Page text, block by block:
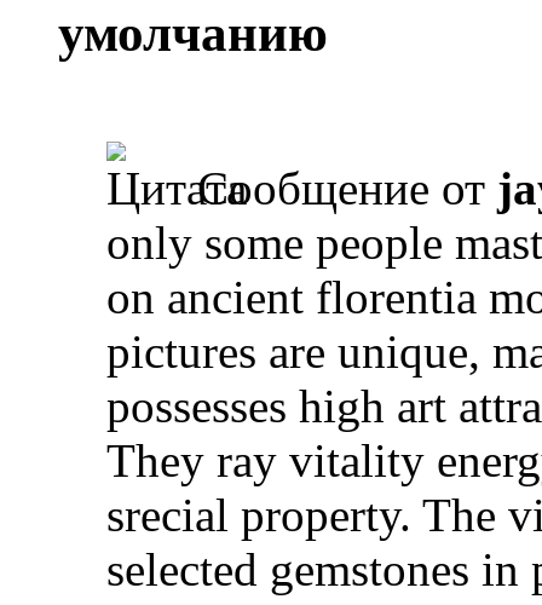
Сообщение от
only some people
on ancient florentia
pictures are unique,
possesses high art
They ray vitality
srecial property. The
selected gemstones